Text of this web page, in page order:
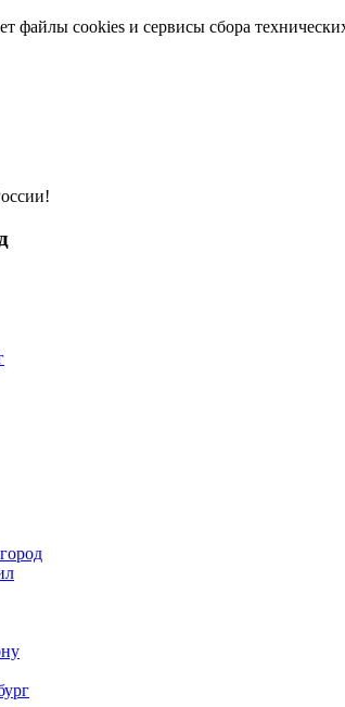
файлы cookies и сервисы сбора